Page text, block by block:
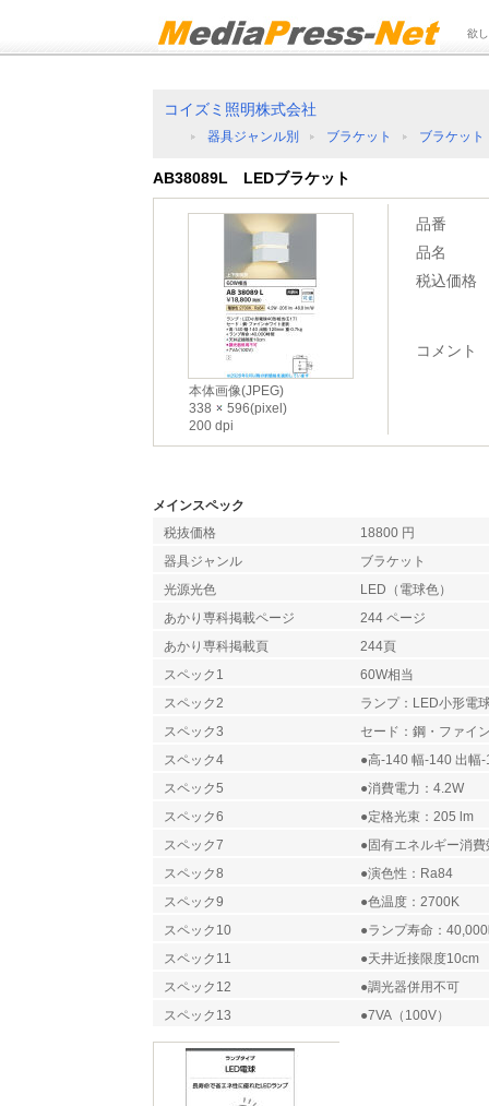
欲
コイズミ照明株式会社
器具ジャンル別 ブラケット ブラケット
AB38089L LEDブラケット
本体画像(JPEG)
338
596(pixel)
200 dpi
品番
品名
税込価格
コメント
メインスペック
税抜価格
18800 円
器具ジャンル
ブラケット
光源光色
LED（電球色）
あかり専科掲載ページ
244 ページ
あかり専科掲載頁
244頁
スペック1
60W相当
スペック2
ランプ：LED小形電
スペック3
セード：鋼・ファイ
スペック4
●高-140 幅-140 出幅
スペック5
●消費電力：4.2W
スペック6
●定格光束：205 lm
スペック7
●固有エネルギー消
スペック8
●演色性：Ra84
スペック9
●色温度：2700K
スペック10
●ランプ寿命：
スペック11
●天井近接限度10cm
スペック12
●調光器併用不可
スペック13
●7VA（100V）